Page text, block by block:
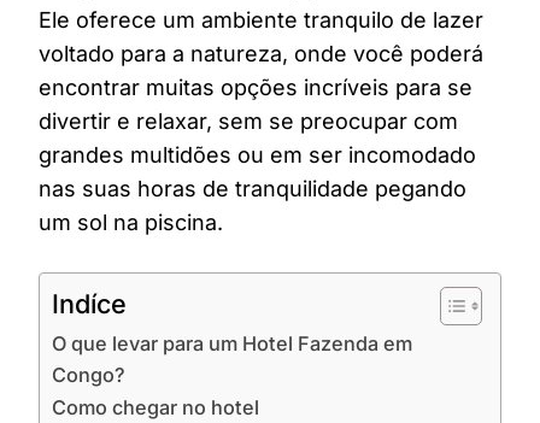
Ele oferece um ambiente tranquilo de lazer
voltado para a natureza, onde você poderá
encontrar muitas opções incríveis para se
divertir e relaxar, sem se preocupar com
grandes multidões ou em ser incomodado
nas suas horas de tranquilidade pegando
um sol na piscina.
Indíce
O que levar para um Hotel Fazenda em
Congo?
Como chegar no hotel